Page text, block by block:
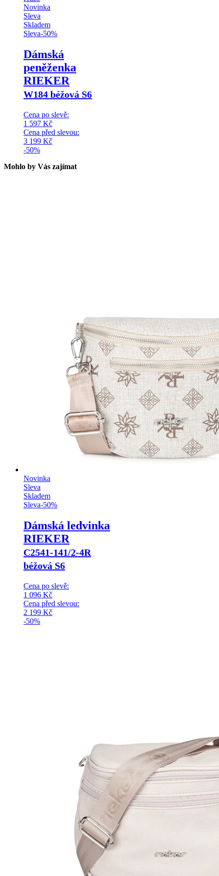
Novinka
Sleva
Skladem
Sleva-50%
Dámská
peněženka
RIEKER
W184 béžová S6
Cena po slevě:
1 597 Kč
Cena před slevou:
3 199 Kč
-50%
Mohlo by Vás zajímat
Novinka
Sleva
Skladem
Sleva-50%
Dámská ledvinka
RIEKER
C2541-141/2-4R
béžová S6
Cena po slevě:
1 096 Kč
Cena před slevou:
2 199 Kč
-50%